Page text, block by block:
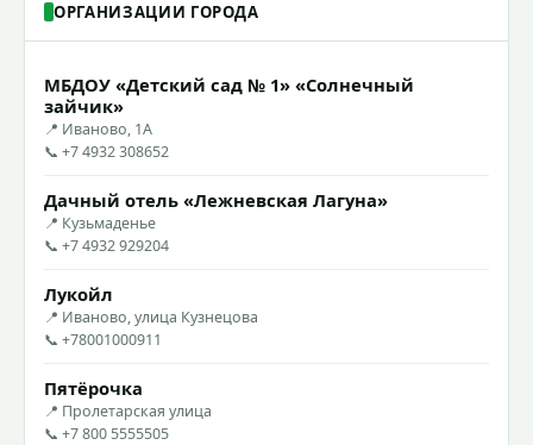
ОРГАНИЗАЦИИ ГОРОДА
МБДОУ «Детский сад № 1» «Солнечный
зайчик»
📍 Иваново, 1А
📞 +7 4932 308652
Дачный отель «Лежневская Лагуна»
📍 Кузьмаденье
📞 +7 4932 929204
Лукойл
📍 Иваново, улица Кузнецова
📞 +78001000911
Пятёрочка
📍 Пролетарская улица
📞 +7 800 5555505